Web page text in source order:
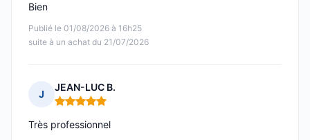
Publié le 01/08/2026 à 16h25
suite à un achat du 21/07/2026
Bien
J
JEAN-LUC B.
Note : 5 sur 5
Très professionnel